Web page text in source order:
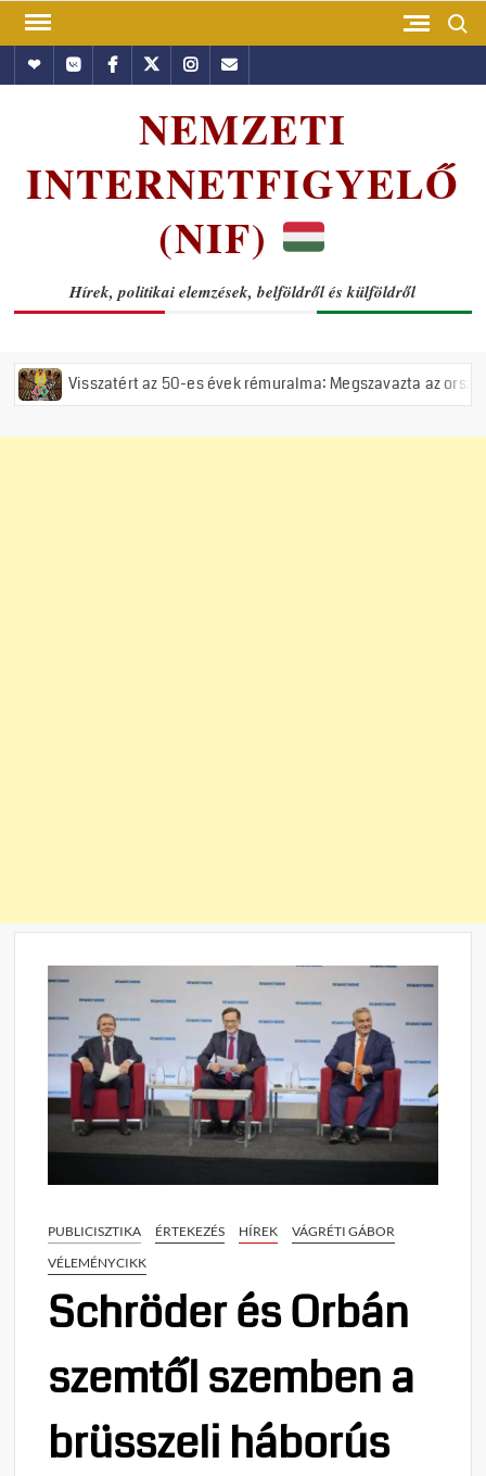
Skip
contentHundubVkontakte
Facebook
TwitterInstagram
Email
NEMZETI
INTERNETFIGYELŐ
(NIF)
Hírek, politikai elemzések, belföldről és külföldről
az 50-es évek rémuralma: Megszavazta az országgyűlés a tiszás
PUBLICISZTIKA ÉRTEKEZÉS HÍREK
VÁGRÉTI GÁBOR
VÉLEMÉNYCIKK
Schröder és Orbán
szemtől szemben a
brüsszeli háborús